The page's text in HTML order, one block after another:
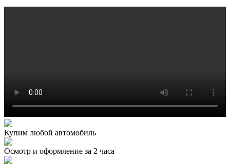
Купим любой автомобиль
Осмотр и оформление за 2 часа